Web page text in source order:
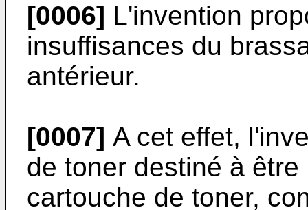
[0006] L'invention
insuffisances du
antérieur.
[0007] A cet effet,
de toner destiné à
cartouche de toner,